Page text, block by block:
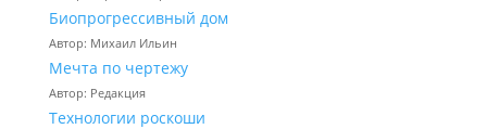
Биопрогрессивный дом
Автор: Михаил Ильин
Мечта по чертежу
Автор: Редакция
Технологии роскоши